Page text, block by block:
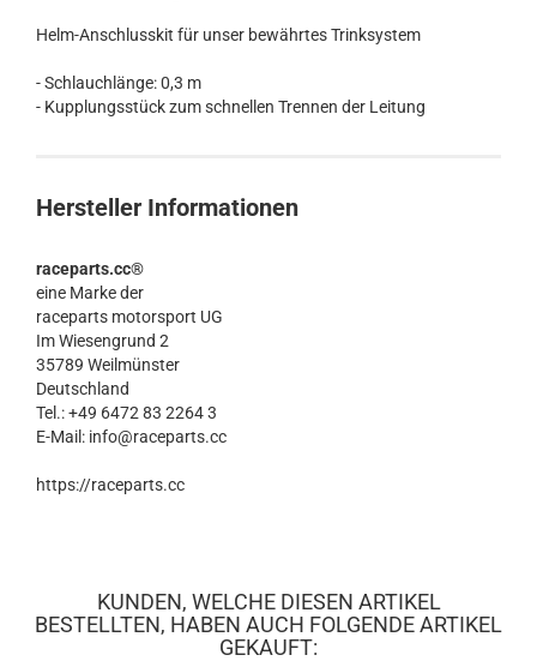
Helm-Anschlusskit für unser bewährtes Trinksystem
- Schlauchlänge: 0,3 m
- Kupplungsstück zum schnellen Trennen der Leitung
Hersteller Informationen
raceparts.cc®
eine Marke der
raceparts motorsport UG
Im Wiesengrund 2
35789 Weilmünster
Deutschland
Tel.: +49 6472 83 2264 3
E-Mail: info@raceparts.cc
https://raceparts.cc
KUNDEN, WELCHE DIESEN ARTIKEL
BESTELLTEN, HABEN AUCH FOLGENDE ARTIKEL
GEKAUFT: